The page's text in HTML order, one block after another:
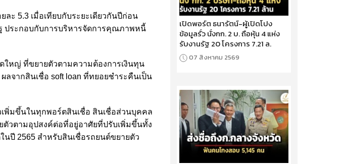
ะ 5.3 เมื่อเทียบกับระยะเดียวกันปีก่อน
ประกอบกับการบริหารจัดการคุณภาพหนี้
ใหญ่ ที่ขยายตัวตามความต้องการเงินทุน
ลจากสินเชื่อ soft loan ที่ทยอยชำระคืนเป็น
เพิ่มขึ้นในทุกพอร์ตสินเชื่อ สินเชื่อส่วนบุคคล
วตามอุปสงค์ต่อที่อยู่อาศัยที่ปรับเพิ่มขึ้นทั้ง
ปี 2565 สำหรับสินเชื่อรถยนต์ขยายตัว
เปิดพอร์ต ธนารัตน์-ผู้เปิดโปง
ข้อมูลรั่ว นั่งกก. 2 บ. ถือหุ้น 4 แห่ง
รับงานรัฐ 20 โครงการ 7.21 ล.
07 สิงหาคม 2569